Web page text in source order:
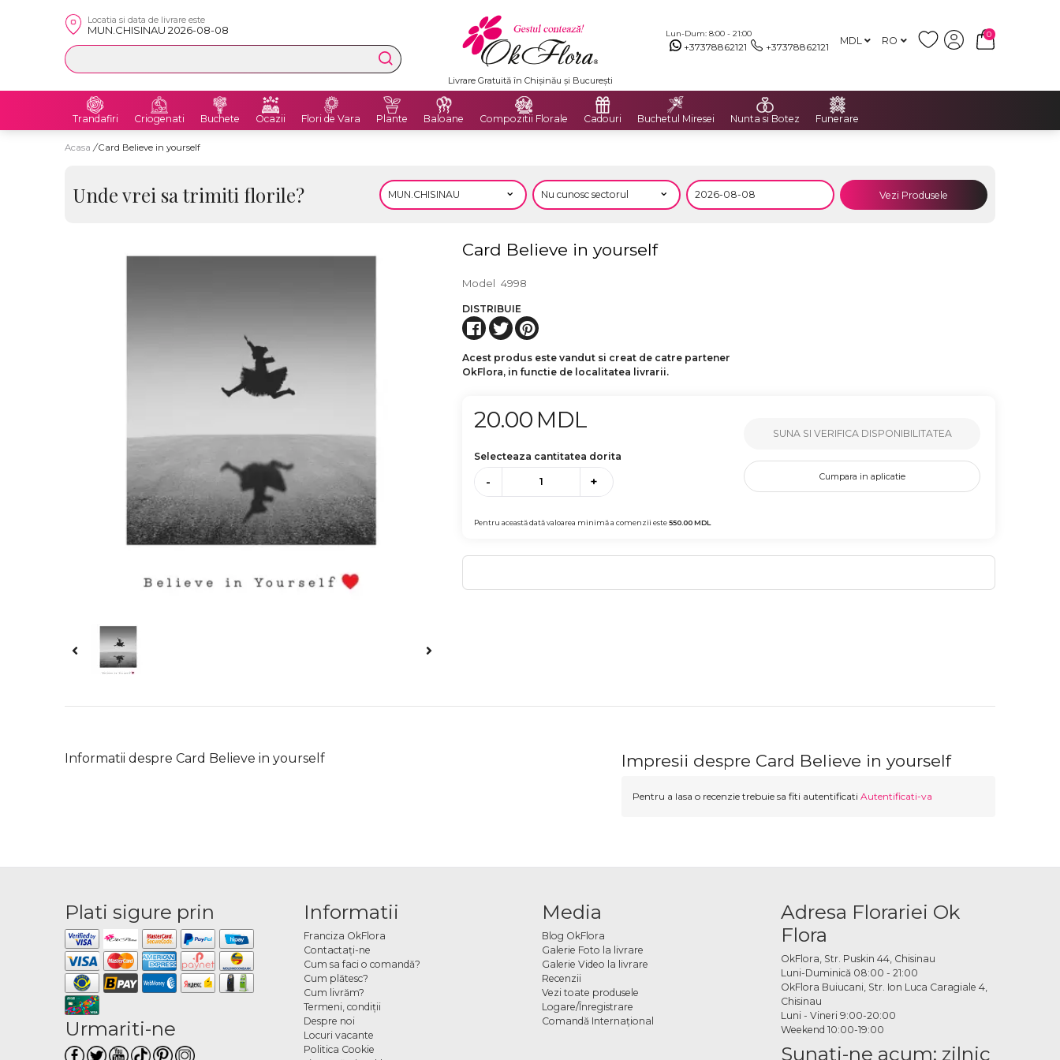
Locatia si data de livrare este
MUN.CHISINAU 2026-08-08 Lun-Dum: 8:00 - 21:00
+37378862121 +37378862121 MDL RO
0
Livrare Gratuită în Chișinău și București
Trandafiri Criogenati Buchete Ocazii Flori de Vara Plante Baloane Compozitii Florale Cadouri Buchetul Miresei Nunta si Botez Funerare
Acasa / Card Believe in yourself
Unde vrei sa trimiti florile? Vezi Produsele
Card Believe in yourself
Model 4998
DISTRIBUIE
Acest produs este vandut si creat de catre partener
OkFlora, in functie de localitatea livrarii.
20.00 MDL
Selecteaza cantitatea dorita
- +
Pentru această dată valoarea minimă a comenzii este550.00MDL
SUNA SI VERIFICA DISPONIBILITATEA
Cumpara in aplicatie
Informatii despre Card Believe in yourself Impresii despre Card Believe in yourself
Pentru a lasa o recenzie trebuie sa fiti autentificati Autentificati-va
Plati sigure prin
Urmariti-ne
Informatii
Franciza OkFlora
Contactaţi-ne
Cum sa faci o comandă?
Cum plătesc?
Cum livrăm?
Termeni, condiţii
Despre noi
Locuri vacante
Politica Cookie
Media
Blog OkFlora
Galerie Foto la livrare
Galerie Video la livrare
Recenzii
Vezi toate produsele
Logare/Înregistrare
Comandă Internațional
Adresa Florariei Ok
Flora
OkFlora, Str. Puskin 44, Chisinau
Luni-Duminică 08:00 - 21:00
OkFlora Buiucani, Str. Ion Luca Caragiale 4,
Chisinau
Luni - Vineri 9:00-20:00
Weekend 10:00-19:00
Sunaţi-ne acum: zilnic